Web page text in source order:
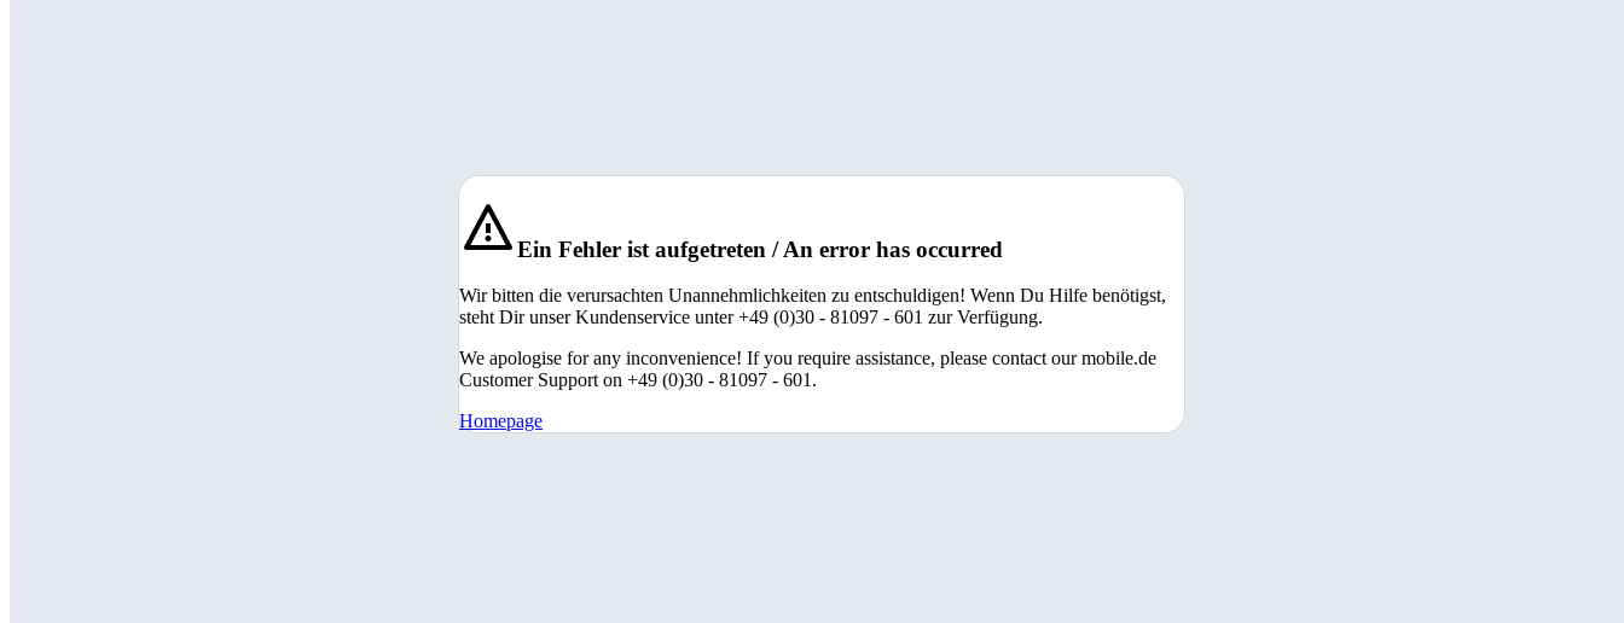
Ein Fehler ist aufgetreten / An error has occurred
Wir bitten die verursachten Unannehmlichkeiten zu entschuldigen! Wenn Du Hilfe benötigst,
steht Dir unser Kundenservice unter +49 (0)30 - 81097 - 601 zur Verfügung.
We apologise for any inconvenience! If you require assistance, please contact our mobile.de
Customer Support on +49 (0)30 - 81097 - 601.
Homepage